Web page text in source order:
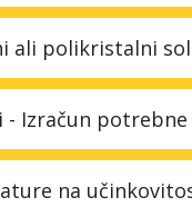
ali polikristalni
- Izračun potrebne
na